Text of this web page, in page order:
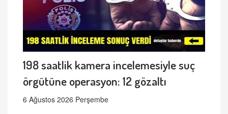
198 saatlik kamera incelemesiyle suç
örgütüne operasyon: 12 gözaltı
6 Ağustos 2026 Perşembe